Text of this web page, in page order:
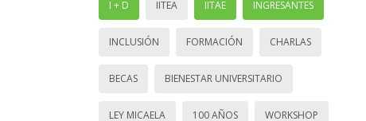
I + D IITEA IITAE INGRESANTES
INCLUSIÓN FORMACIÓN CHARLAS
BECAS BIENESTAR UNIVERSITARIO
LEY MICAELA 100 AÑOS WORKSHOP